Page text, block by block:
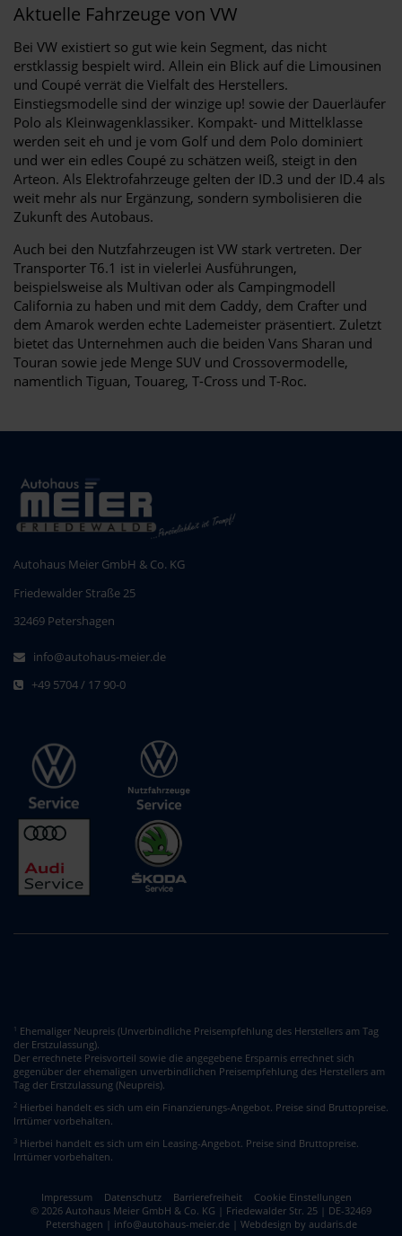
Aktuelle Fahrzeuge von VW
Bei VW existiert so gut wie kein Segment, das nicht
erstklassig bespielt wird. Allein ein Blick auf die Limousinen
und Coupé verrät die Vielfalt des Herstellers.
Einstiegsmodelle sind der winzige up! sowie der Dauerläufer
Polo als Kleinwagenklassiker. Kompakt- und Mittelklasse
werden seit eh und je vom Golf und dem Polo dominiert
und wer ein edles Coupé zu schätzen weiß, steigt in den
Arteon. Als Elektrofahrzeuge gelten der ID.3 und der ID.4 als
weit mehr als nur Ergänzung, sondern symbolisieren die
Zukunft des Autobaus.
Auch bei den Nutzfahrzeugen ist VW stark vertreten. Der
Transporter T6.1 ist in vielerlei Ausführungen,
beispielsweise als Multivan oder als Campingmodell
California zu haben und mit dem Caddy, dem Crafter und
dem Amarok werden echte Lademeister präsentiert. Zuletzt
bietet das Unternehmen auch die beiden Vans Sharan und
Touran sowie jede Menge SUV und Crossovermodelle,
namentlich Tiguan, Touareg, T-Cross und T-Roc.
Autohaus Meier GmbH & Co. KG
Friedewalder Straße 25
32469 Petershagen
info@autohaus-meier.de
+49 5704 / 17 90-0
1 Ehemaliger Neupreis (Unverbindliche Preisempfehlung des Herstellers am Tag
der Erstzulassung).
Der errechnete Preisvorteil sowie die angegebene Ersparnis errechnet sich
gegenüber der ehemaligen unverbindlichen Preisempfehlung des Herstellers am
Tag der Erstzulassung (Neupreis).
2 Hierbei handelt es sich um ein Finanzierungs-Angebot. Preise sind Bruttopreise.
Irrtümer vorbehalten.
3 Hierbei handelt es sich um ein Leasing-Angebot. Preise sind Bruttopreise.
Irrtümer vorbehalten.
Impressum Datenschutz Barrierefreiheit
Cookie Einstellungen
© 2026 Autohaus Meier GmbH & Co. KG | Friedewalder Str. 25 | DE-32469
Petershagen | info@autohaus-meier.de | Webdesign by audaris.de